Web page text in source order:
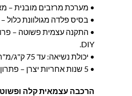
• מערכת מרזבים מובנית –
• בסיס פלדה מגולוונת כלול
• התקנה עצמית פשוטה –
DIY.
• יכולת נשיאה: עד 75 ק"ג/מ"ר | עמידות רוח: עד 75 קמ"ש.
• 5 שנות אחריות יצרן – פתרון עמיד, איכותי וחסכוני.
הרכבה עצמאית קלה